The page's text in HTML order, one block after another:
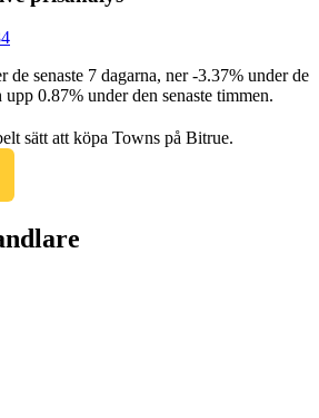
de senaste 7 dagarna, ner -3.37% under de
upp 0.87% under den senaste timmen.
sätt att köpa Towns på Bitrue.